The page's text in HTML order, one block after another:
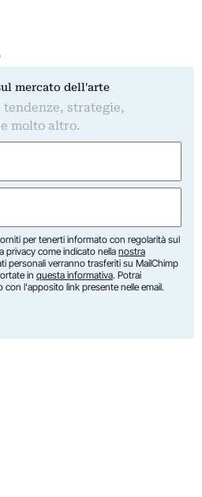
mercato dell'arte
strategie,
molto altro.
per tenerti informato con regolarità sul
privacy come indicato nella nostra
personali verranno trasferiti su MailChimp
in questa informativa. Potrai
l'apposito link presente nelle email.